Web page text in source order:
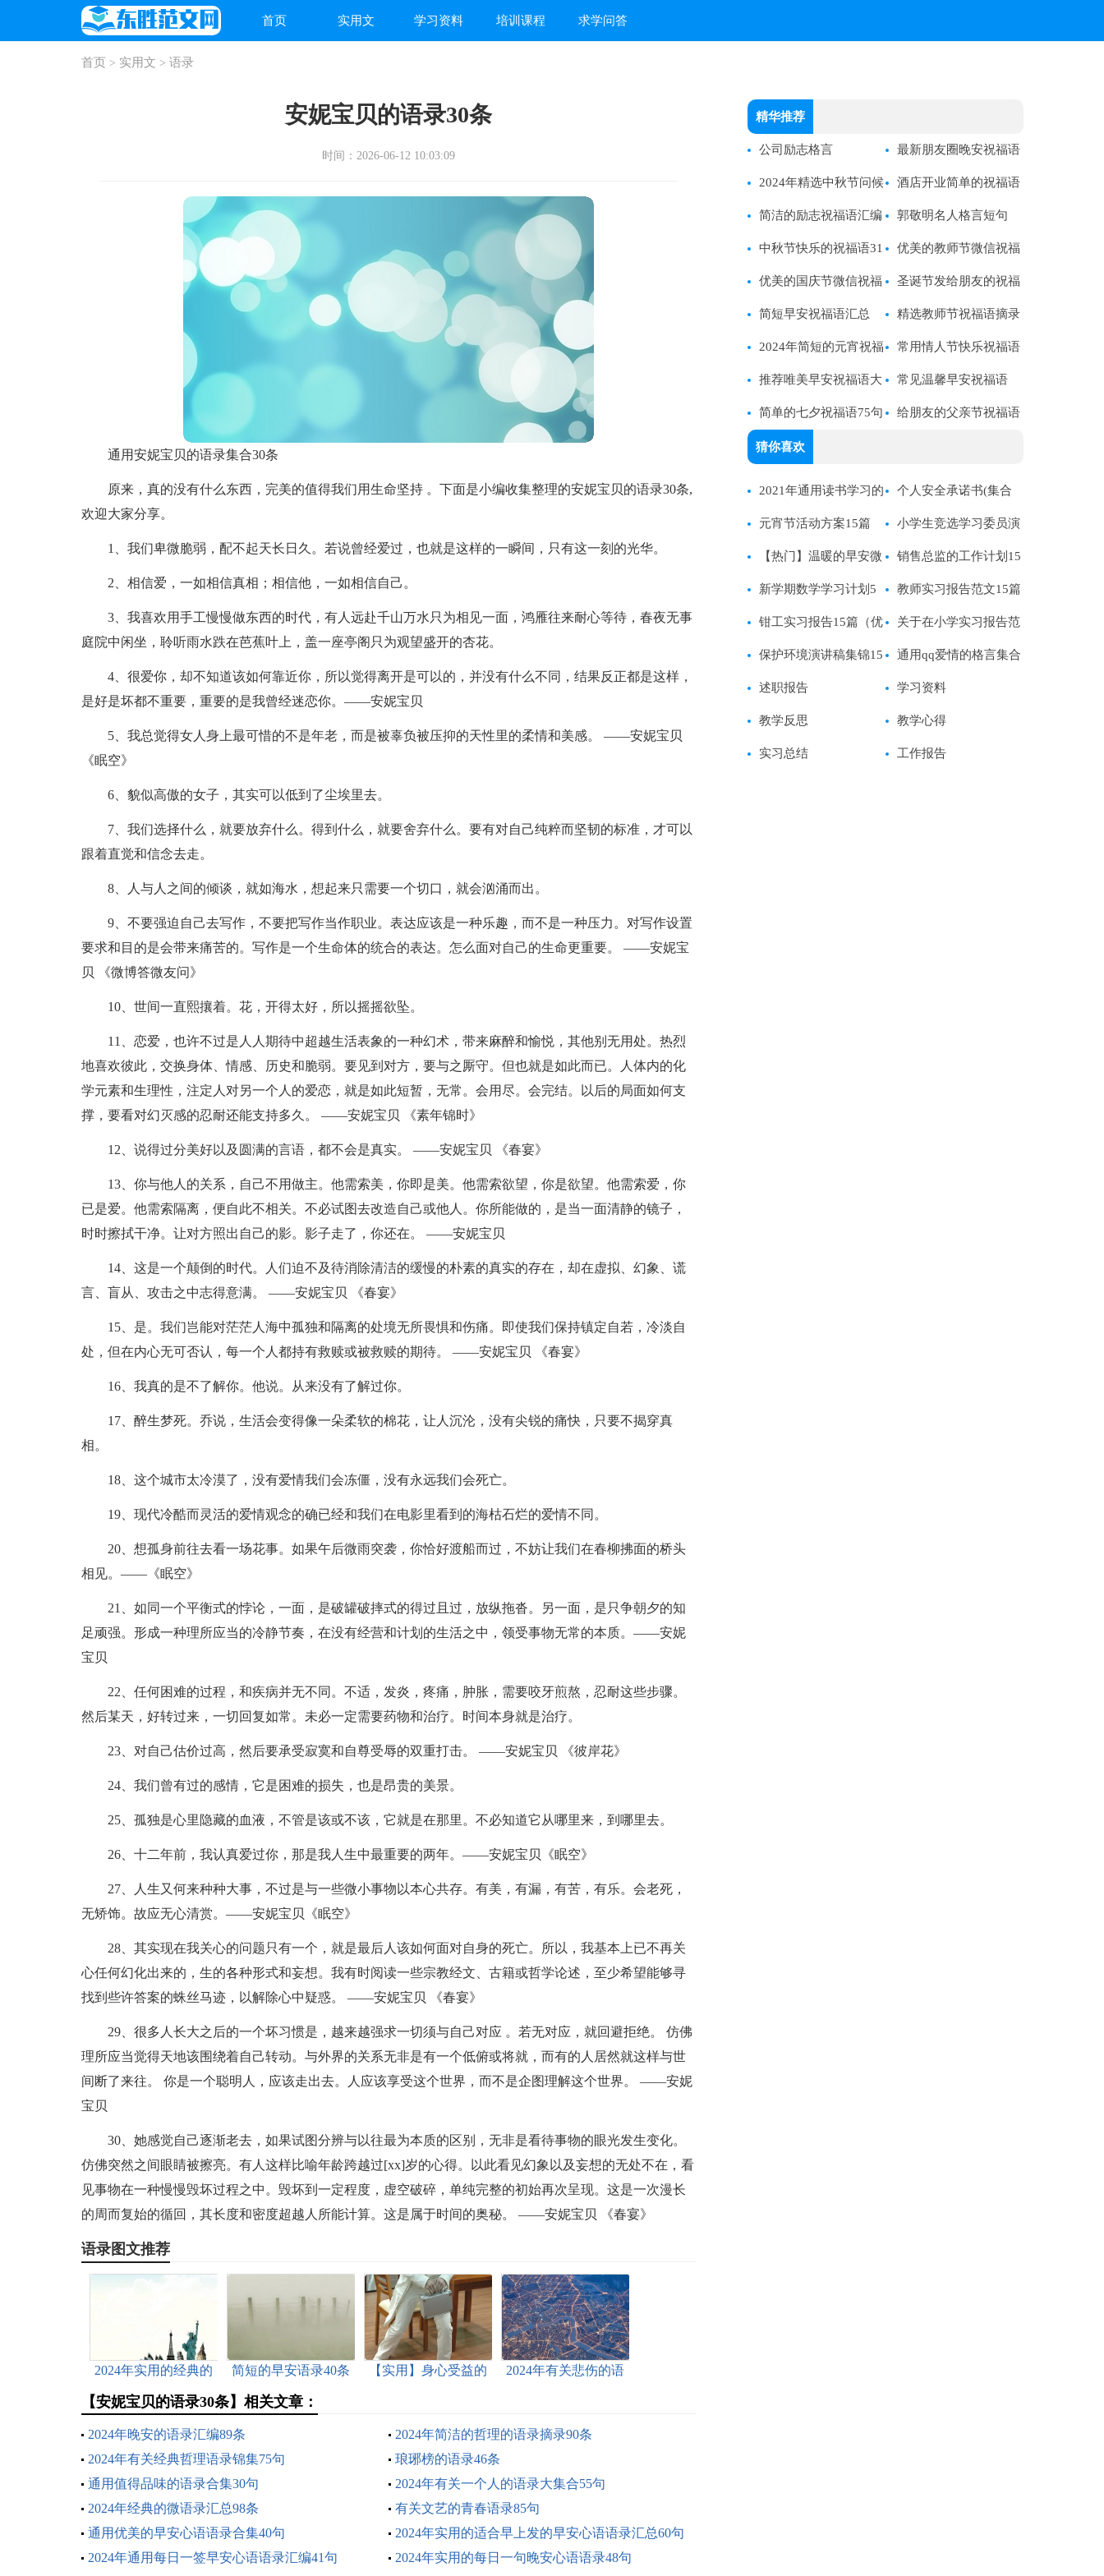
首页 实用文 学习资料 培训课程 求学问答
首页 > 实用文 > 语录
安妮宝贝的语录30条
时间：2026-06-12 10:03:09
通用安妮宝贝的语录集合30条
原来，真的没有什么东西，完美的值得我们用生命坚持 。下面是小编收集整理的安妮宝贝的语录30条,
欢迎大家分享。
1、我们卑微脆弱，配不起天长日久。若说曾经爱过，也就是这样的一瞬间，只有这一刻的光华。
2、相信爱，一如相信真相；相信他，一如相信自己。
3、我喜欢用手工慢慢做东西的时代，有人远赴千山万水只为相见一面，鸿雁往来耐心等待，春夜无事
庭院中闲坐，聆听雨水跌在芭蕉叶上，盖一座亭阁只为观望盛开的杏花。
4、很爱你，却不知道该如何靠近你，所以觉得离开是可以的，并没有什么不同，结果反正都是这样，
是好是坏都不重要，重要的是我曾经迷恋你。——安妮宝贝
5、我总觉得女人身上最可惜的不是年老，而是被辜负被压抑的天性里的柔情和美感。 ——安妮宝贝
《眠空》
6、貌似高傲的女子，其实可以低到了尘埃里去。
7、我们选择什么，就要放弃什么。得到什么，就要舍弃什么。要有对自己纯粹而坚韧的标准，才可以
跟着直觉和信念去走。
8、人与人之间的倾谈，就如海水，想起来只需要一个切口，就会汹涌而出。
9、不要强迫自己去写作，不要把写作当作职业。表达应该是一种乐趣，而不是一种压力。对写作设置
要求和目的是会带来痛苦的。写作是一个生命体的统合的表达。怎么面对自己的生命更重要。 ——安妮宝
贝 《微博答微友问》
10、世间一直熙攘着。花，开得太好，所以摇摇欲坠。
11、恋爱，也许不过是人人期待中超越生活表象的一种幻术，带来麻醉和愉悦，其他别无用处。热烈
地喜欢彼此，交换身体、情感、历史和脆弱。要见到对方，要与之厮守。但也就是如此而已。人体内的化
学元素和生理性，注定人对另一个人的爱恋，就是如此短暂，无常。会用尽。会完结。以后的局面如何支
撑，要看对幻灭感的忍耐还能支持多久。 ——安妮宝贝 《素年锦时》
12、说得过分美好以及圆满的言语，都不会是真实。 ——安妮宝贝 《春宴》
13、你与他人的关系，自己不用做主。他需索美，你即是美。他需索欲望，你是欲望。他需索爱，你
已是爱。他需索隔离，便自此不相关。不必试图去改造自己或他人。你所能做的，是当一面清静的镜子，
时时擦拭干净。让对方照出自己的影。影子走了，你还在。 ——安妮宝贝
14、这是一个颠倒的时代。人们迫不及待消除清洁的缓慢的朴素的真实的存在，却在虚拟、幻象、谎
言、盲从、攻击之中志得意满。 ——安妮宝贝 《春宴》
15、是。我们岂能对茫茫人海中孤独和隔离的处境无所畏惧和伤痛。即使我们保持镇定自若，冷淡自
处，但在内心无可否认，每一个人都持有救赎或被救赎的期待。 ——安妮宝贝 《春宴》
16、我真的是不了解你。他说。从来没有了解过你。
17、醉生梦死。乔说，生活会变得像一朵柔软的棉花，让人沉沦，没有尖锐的痛快，只要不揭穿真
相。
18、这个城市太冷漠了，没有爱情我们会冻僵，没有永远我们会死亡。
19、现代冷酷而灵活的爱情观念的确已经和我们在电影里看到的海枯石烂的爱情不同。
20、想孤身前往去看一场花事。如果午后微雨突袭，你恰好渡船而过，不妨让我们在春柳拂面的桥头
相见。——《眠空》
21、如同一个平衡式的悖论，一面，是破罐破摔式的得过且过，放纵拖沓。另一面，是只争朝夕的知
足顽强。形成一种理所应当的冷静节奏，在没有经营和计划的生活之中，领受事物无常的本质。——安妮
宝贝
22、任何困难的过程，和疾病并无不同。不适，发炎，疼痛，肿胀，需要咬牙煎熬，忍耐这些步骤。
然后某天，好转过来，一切回复如常。未必一定需要药物和治疗。时间本身就是治疗。
23、对自己估价过高，然后要承受寂寞和自尊受辱的双重打击。 ——安妮宝贝 《彼岸花》
24、我们曾有过的感情，它是困难的损失，也是昂贵的美景。
25、孤独是心里隐藏的血液，不管是该或不该，它就是在那里。不必知道它从哪里来，到哪里去。
26、十二年前，我认真爱过你，那是我人生中最重要的两年。——安妮宝贝《眠空》
27、人生又何来种种大事，不过是与一些微小事物以本心共存。有美，有漏，有苦，有乐。会老死，
无矫饰。故应无心清赏。——安妮宝贝《眠空》
28、其实现在我关心的问题只有一个，就是最后人该如何面对自身的死亡。所以，我基本上已不再关
心任何幻化出来的，生的各种形式和妄想。我有时阅读一些宗教经文、古籍或哲学论述，至少希望能够寻
找到些许答案的蛛丝马迹，以解除心中疑惑。 ——安妮宝贝 《春宴》
29、很多人长大之后的一个坏习惯是，越来越强求一切须与自己对应 。若无对应，就回避拒绝。 仿佛
理所应当觉得天地该围绕着自己转动。与外界的关系无非是有一个低俯或将就，而有的人居然就这样与世
间断了来往。 你是一个聪明人，应该走出去。人应该享受这个世界，而不是企图理解这个世界。 ——安妮
宝贝
30、她感觉自己逐渐老去，如果试图分辨与以往最为本质的区别，无非是看待事物的眼光发生变化。
仿佛突然之间眼睛被擦亮。有人这样比喻年龄跨越过[xx]岁的心得。以此看见幻象以及妄想的无处不在，看
见事物在一种慢慢毁坏过程之中。毁坏到一定程度，虚空破碎，单纯完整的初始再次呈现。这是一次漫长
的周而复始的循回，其长度和密度超越人所能计算。这是属于时间的奥秘。 ——安妮宝贝 《春宴》
语录图文推荐
2024年实用的经典的
简短的早安语录40条
【实用】身心受益的
2024年有关悲伤的语
【安妮宝贝的语录30条】相关文章：
2024年晚安的语录汇编89条
2024年简洁的哲理的语录摘录90条
2024年有关经典哲理语录锦集75句
琅琊榜的语录46条
通用值得品味的语录合集30句
2024年有关一个人的语录大集合55句
2024年经典的微语录汇总98条
有关文艺的青春语录85句
通用优美的早安心语语录合集40句
2024年实用的适合早上发的早安心语语录汇总60句
2024年通用每日一签早安心语语录汇编41句
2024年实用的每日一句晚安心语语录48句
精华推荐
公司励志格言 最新朋友圈晚安祝福语
（精选45句）
2024年精选中秋节问候
祝福语汇编31条
酒店开业简单的祝福语
收藏
简洁的励志祝福语汇编
83条
郭敬明名人格言短句
（通用100句）
中秋节快乐的祝福语31
句
优美的教师节微信祝福
语19条
优美的国庆节微信祝福
语大汇总59句
圣诞节发给朋友的祝福
语集锦
简短早安祝福语汇总
（精选60句）
精选教师节祝福语摘录
45条
2024年简短的元宵祝福
语汇编30句
常用情人节快乐祝福语
句80句精选
推荐唯美早安祝福语大
全65句
常见温馨早安祝福语
（通用35句）
简单的七夕祝福语75句 给朋友的父亲节祝福语
猜你喜欢
2021年通用读书学习的
名言集合47句
个人安全承诺书(集合
15篇)
元宵节活动方案15篇 小学生竞选学习委员演
讲稿
【热门】温暖的早安微
信问候语大集合71条
销售总监的工作计划15
篇
新学期数学学习计划5
篇
教师实习报告范文15篇
钳工实习报告15篇（优
选）
关于在小学实习报告范
文合集八篇
保护环境演讲稿集锦15
篇
通用qq爱情的格言集合
83句
述职报告 学习资料
教学反思 教学心得
实习总结 工作报告